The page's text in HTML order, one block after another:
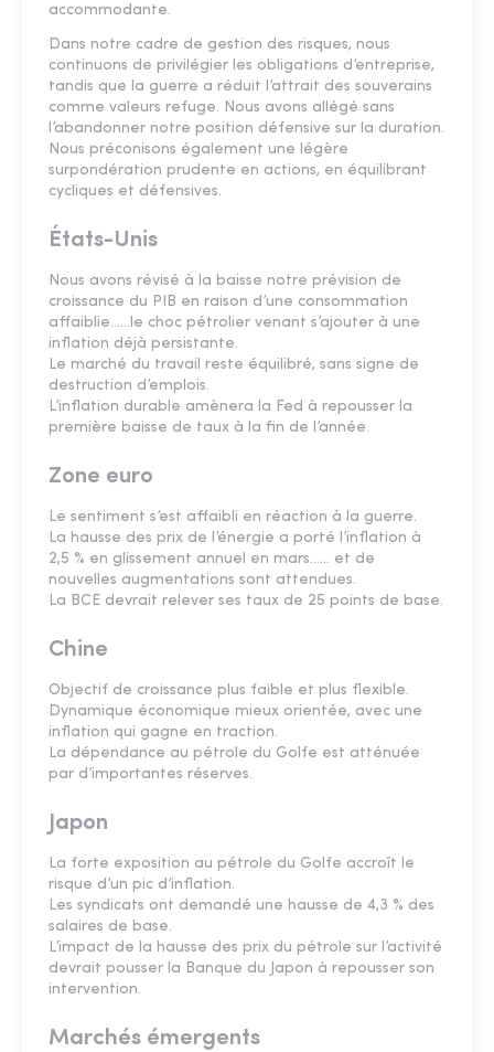
accommodante.
Dans notre cadre de gestion des risques, nous
continuons de privilégier les obligations d’entreprise,
tandis que la guerre a réduit l’attrait des souverains
comme valeurs refuge. Nous avons allégé sans
l’abandonner notre position défensive sur la duration.
Nous préconisons également une légère
surpondération prudente en actions, en équilibrant
cycliques et défensives.
États-Unis
Nous avons révisé à la baisse notre prévision de
croissance du PIB en raison d’une consommation
affaiblie……le choc pétrolier venant s’ajouter à une
inflation déjà persistante.
Le marché du travail reste équilibré, sans signe de
destruction d’emplois.
L’inflation durable amènera la Fed à repousser la
première baisse de taux à la fin de l’année.
Zone euro
Le sentiment s’est affaibli en réaction à la guerre.
La hausse des prix de l’énergie a porté l’inflation à
2,5 % en glissement annuel en mars…… et de
nouvelles augmentations sont attendues.
La BCE devrait relever ses taux de 25 points de base.
Chine
Objectif de croissance plus faible et plus flexible.
Dynamique économique mieux orientée, avec une
inflation qui gagne en traction.
La dépendance au pétrole du Golfe est atténuée
par d’importantes réserves.
Japon
La forte exposition au pétrole du Golfe accroît le
risque d’un pic d’inflation.
Les syndicats ont demandé une hausse de 4,3 % des
salaires de base.
L’impact de la hausse des prix du pétrole sur l’activité
devrait pousser la Banque du Japon à repousser son
intervention.
Marchés émergents